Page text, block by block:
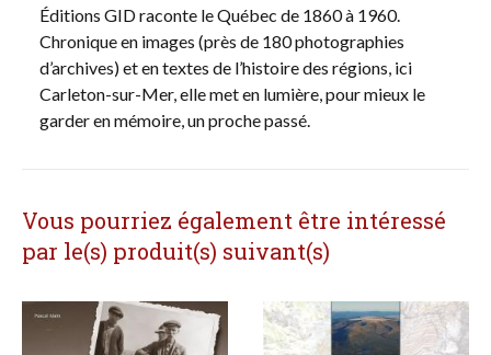
Éditions GID raconte le Québec de 1860 à 1960.
Chronique en images (près de 180 photographies
d’archives) et en textes de l’histoire des régions, ici
Carleton-sur-Mer, elle met en lumière, pour mieux le
garder en mémoire, un proche passé.
Vous pourriez également être intéressé
par le(s) produit(s) suivant(s)